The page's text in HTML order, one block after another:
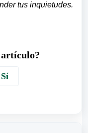
tus inquietudes.
artículo?
Sí